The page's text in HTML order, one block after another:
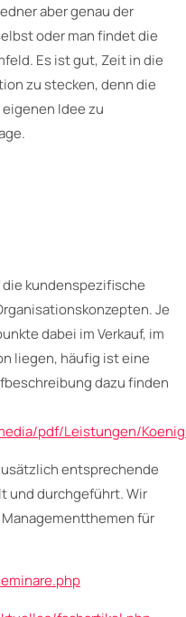
aber genau der
oder man findet die
Es ist gut, Zeit in die
zu stecken, denn die
Idee zu
kundenspezifische
Je
dabei im Verkauf, im
liegen, häufig ist eine
dazu finden
pdf/Leistungen/
entsprechende
und durchgeführt. Wir
für